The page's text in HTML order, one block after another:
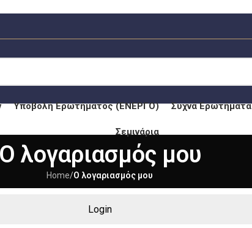
Υποβολή Ερωτήματος (ΕΝΕΡΓΟ) Συχνά Ερωτήματα
Σεμινάρια
Ο λογαριασμός μου
Home/Ο λογαριασμός μου
Login